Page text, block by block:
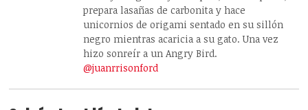
prepara lasañas de carbonita y hace
unicornios de origami sentado en su sillón
negro mientras acaricia a su gato. Una vez
hizo sonreír a un Angry Bird.
@juanrrisonford